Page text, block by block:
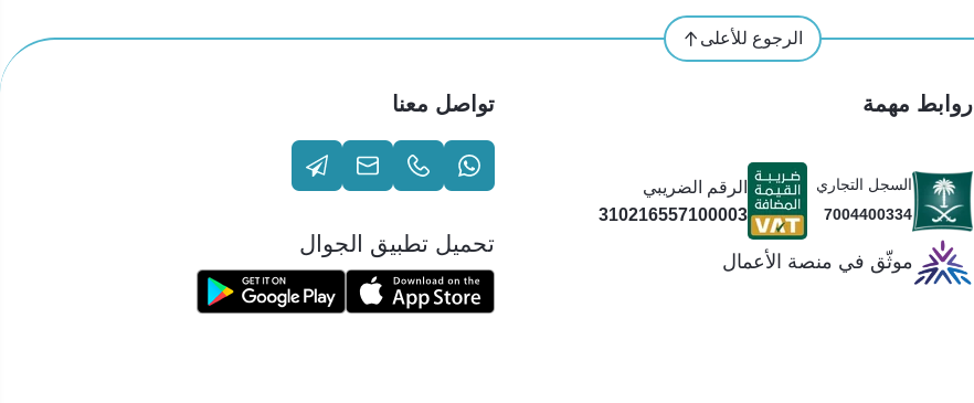
الرجوع للأعلى
روابط مهمة
السجل التجاري
7004400334
الرقم الضريبي
310216557100003
موثّق في منصة الأعمال
تواصل معنا
تحميل تطبيق الجوال